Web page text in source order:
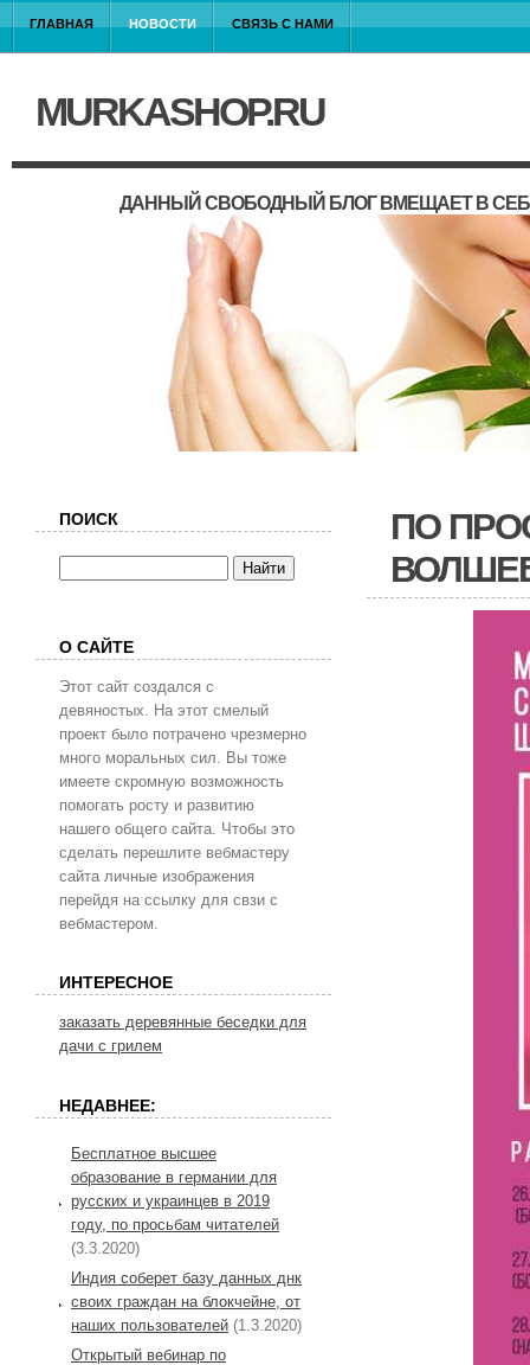
ГЛАВНАЯ НОВОСТИ СВЯЗЬ С НАМИ
MURKASHOP.RU
ДАННЫЙ СВОБОДНЫЙ БЛОГ ВМЕЩАЕТ В
ПО
ПОИСК
О САЙТЕ
Этот сайт создался с
девяностых. На этот смелый
проект было потрачено чрезмерно
много моральных сил. Вы тоже
имеете скромную возможность
помогать росту и развитию
нашего общего сайта. Чтобы это
сделать перешлите вебмастеру
сайта личные изображения
перейдя на ссылку для свзи с
вебмастером.
ИНТЕРЕСНОЕ
заказать деревянные беседки для
дачи с грилем
НЕДАВНЕЕ:
Бесплатное высшее
образование в германии для
русских и украинцев в 2019
году, по просьбам читателей
(3.3.2020)
Индия соберет базу данных днк
своих граждан на блокчейне, от
наших пользователей (1.3.2020)
Открытый вебинар по